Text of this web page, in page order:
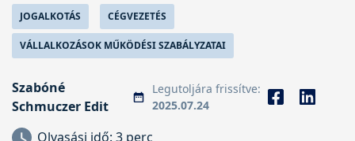
JOGALKOTÁS CÉGVEZETÉS
VÁLLALKOZÁSOK MŰKÖDÉSI SZABÁLYZATAI
Szabóné
Schmuczer Edit
Legutoljára frissítve:
2025.07.24
Olvasási idő: 3 perc